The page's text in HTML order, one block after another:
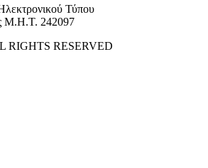
Τύπου
Μ.Η.Τ. 242097
RIGHTS RESERVED